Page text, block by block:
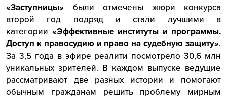
«Заступницы» были отмечены жюри конкурса
второй год подряд и стали лучшими в
категории «Эффективные институты и программы.
Доступ к правосудию и право на судебную защиту».
За 3,5 года в эфире реалити посмотрело 30,6 млн
уникальных зрителей. В каждом выпуске ведущие
рассматривают две разных истории и помогают
обычным гражданам решить проблему мирным